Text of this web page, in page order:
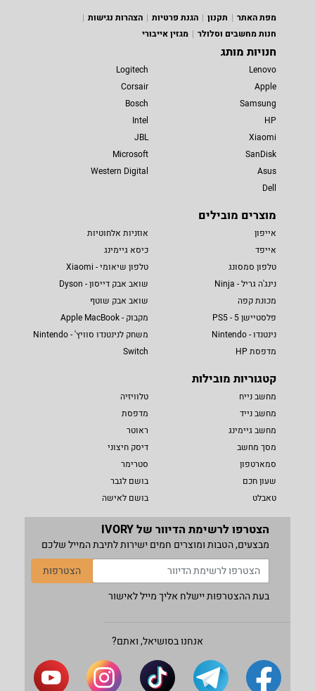
מפת האתר
תקנון הגנת פרטיות
הצהרות נגישות
חנות מחשבים וסלולר
מגזין אייבורי
חנויות מותג
Lenovo
Apple
Samsung
HP
Xiaomi
SanDisk
Asus
Dell
Logitech
Corsair
Bosch
Intel
JBL
Microsoft
Western Digital
מוצרים מובילים
אייפון
אייפד
טלפון סמסונג
נינג'ה גריל - Ninja
מכונת קפה
פלסטיישן 5 - PS5
נינטנדו - Nintendo
מדפסת HP
אוזניות אלחוטיות
כיסא גיימינג
טלפון שיאומי - Xiaomi
שואב אבק דייסון - Dyson
שואב אבק שוטף
מקבוק - Apple MacBook
משחק לנינטנדו סוויץ' - Nintendo
Switch
קטגוריות מובילות
מחשב נייח
מחשב נייד
מחשב גיימינג
מסך מחשב
סמארטפון
שעון חכם
טאבלט
טלוויזיה
מדפסת
ראוטר
דיסק חיצוני
סטרימר
בושם לגבר
בושם לאישה
הצטרפו לרשימת הדיוור של IVORY
מבצעים, הטבות ומוצרים חמים ישירות לתיבת המייל שלכם
הצטרפות
בעת ההצטרפות יישלח אליך מייל לאישור
אנחנו בסושיאל, ואתם?